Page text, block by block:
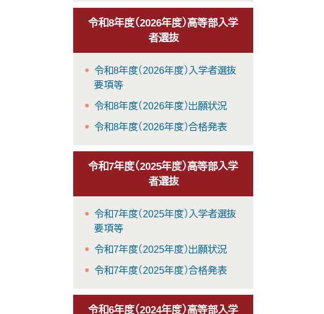
令和8年度（2026年度）高等部入学
者選抜
令和8年度（2026年度）入学者選抜
要項等
令和8年度（2026年度）出願状況
令和8年度（2026年度）合格発表
令和7年度（2025年度）高等部入学
者選抜
令和7年度（2025年度）入学者選抜
要項等
令和7年度（2025年度）出願状況
令和7年度（2025年度）合格発表
令和6年度（2024年度）高等部入学